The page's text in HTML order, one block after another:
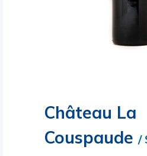
Château La
Couspaude /